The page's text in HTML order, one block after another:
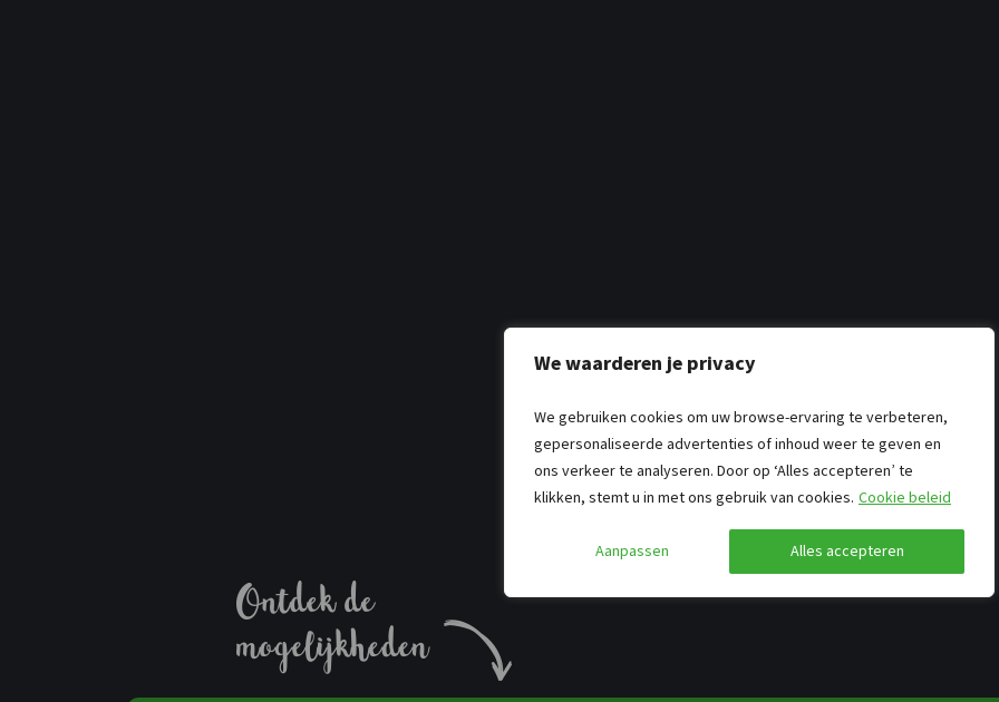
We waarderen je privacy
We gebruiken cookies om uw browse-ervaring te verbeteren,
gepersonaliseerde advertenties of inhoud weer te geven en
ons verkeer te analyseren. Door op ‘Alles accepteren’ te
klikken, stemt u in met ons gebruik van cookies. Cookie beleid
Aanpassen Alles accepteren